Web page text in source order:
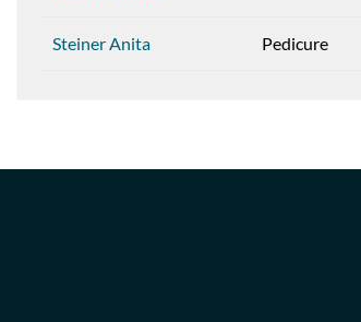
Steiner Anita Pedicure